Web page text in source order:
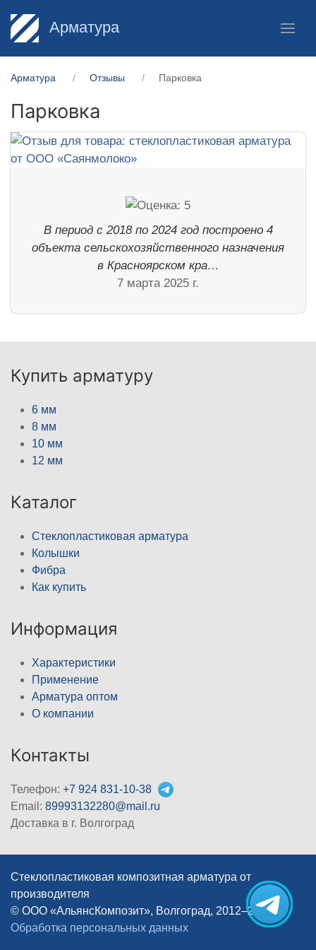
Арматура
Арматура Отзывы Парковка
Парковка
В период с 2018 по 2024 год построено 4
объекта сельскохозяйственного назначения
в Красноярском кра…
7 марта 2025 г.
Купить арматуру
6 мм
8 мм
10 мм
12 мм
Каталог
Стеклопластиковая арматура
Колышки
Фибра
Как купить
Информация
Характеристики
Применение
Арматура оптом
О компании
Контакты
Телефон: +7 924 831-10-38
Email: 89993132280@mail.ru
Доставка в г. Волгоград
Стеклопластиковая композитная арматура от
производителя
© ООО «АльянсКомпозит», Волгоград, 2012–2026
Обработка персональных данных